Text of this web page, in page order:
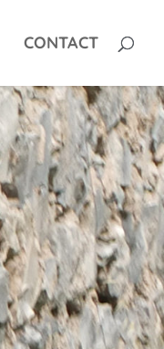
CONTACT